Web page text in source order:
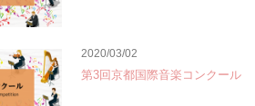
2020/03/02
第3回京都国際音楽コンクール